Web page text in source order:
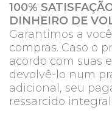
100%
DINHEIRO DE
Garantimos a
compras. Caso o
acordo com suas
devolvê-lo num
adicional, seu
ressarcido